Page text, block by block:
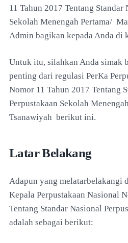
11 Tahun 2017 Tentang Standar
Sekolah Menengah Pertama/
Admin bagikan kepada Anda di
Untuk itu, silahkan Anda simak
penting dari regulasi PerKa
Nomor 11 Tahun 2017 Tentang
Perpustakaan Sekolah
Tsanawiyah berikut ini.
Latar Belakang
Adapun yang melatarbelakangi
Kepala Perpustakaan Nasional
Tentang Standar Nasional
adalah sebagai berikut: